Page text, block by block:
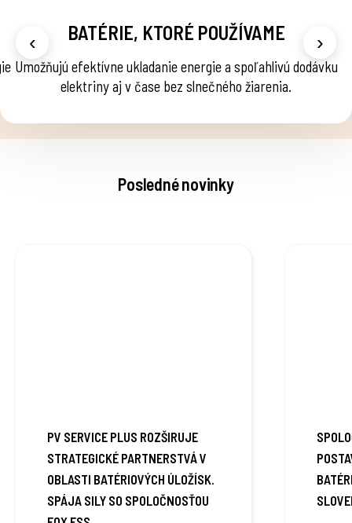
‹SOLÁRNE PANELY, KTORÉ POUŽÍVAME
Vyznačujú sa vysokou účinnosťou, dlhou životnosťou a
spoľahlivosťou aj v náročných podmienkach.
›
Posledné novinky
PV SERVICE PLUS ROZŠIRUJE
STRATEGICKÉ PARTNERSTVÁ V
OBLASTI BATÉRIOVÝCH ÚLOŽÍSK.
SPÁJA SILY SO SPOLOČNOSŤOU